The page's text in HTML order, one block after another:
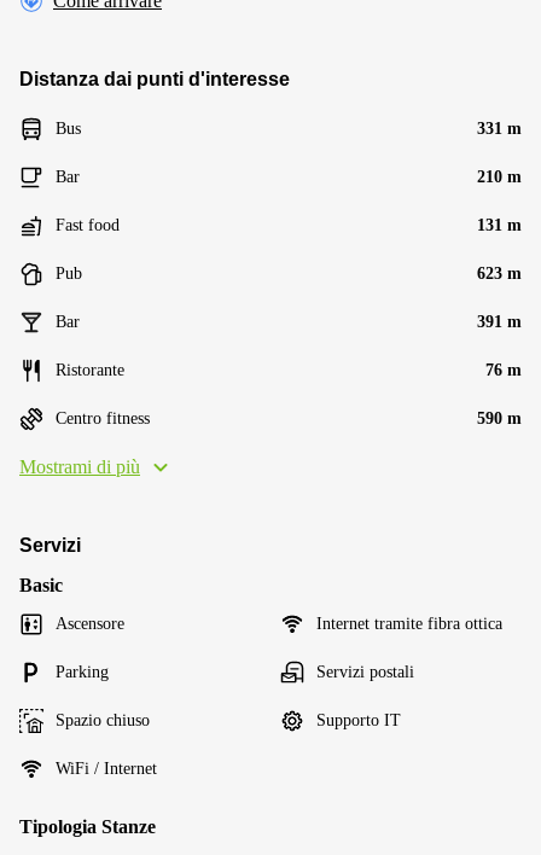
Distanza dai punti d'interesse
Bus 331 m
Bar 210 m
Fast food 131 m
Pub 623 m
Bar 391 m
Ristorante 76 m
Centro fitness 590 m
Mostrami di più
Servizi
Basic
Ascensore Internet tramite fibra ottica
Parking Servizi postali
Spazio chiuso Supporto IT
WiFi / Internet
Tipologia Stanze